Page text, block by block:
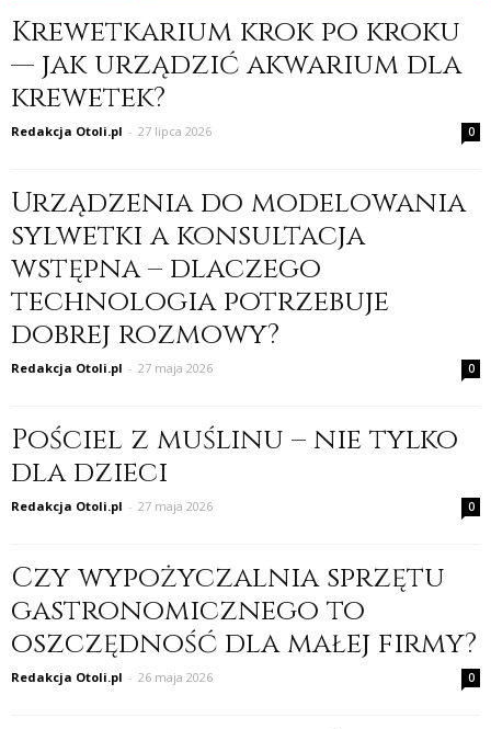
Krewetkarium krok po kroku
— jak urządzić akwarium dla
krewetek?
Redakcja Otoli.pl - 27 lipca 2026 0
Urządzenia do modelowania
sylwetki a konsultacja
wstępna – dlaczego
technologia potrzebuje
dobrej rozmowy?
Redakcja Otoli.pl - 27 maja 2026 0
Pościel z muślinu – nie tylko
dla dzieci
Redakcja Otoli.pl - 27 maja 2026 0
Czy wypożyczalnia sprzętu
gastronomicznego to
oszczędność dla małej firmy?
Redakcja Otoli.pl - 26 maja 2026 0